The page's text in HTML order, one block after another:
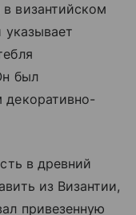
византийском
указывает
был
декоративно-
в древний
из Византии,
привезенную